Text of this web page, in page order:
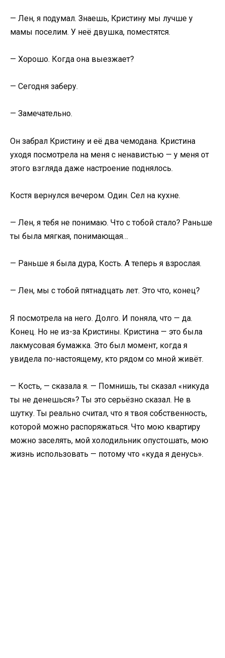
— Лен, я подумал. Знаешь, Кристину мы лучше у
мамы поселим. У неё двушка, поместятся.
— Хорошо. Когда она выезжает?
— Сегодня заберу.
— Замечательно.
Он забрал Кристину и её два чемодана. Кристина
уходя посмотрела на меня с ненавистью — у меня от
этого взгляда даже настроение поднялось.
Костя вернулся вечером. Один. Сел на кухне.
— Лен, я тебя не понимаю. Что с тобой стало? Раньше
ты была мягкая, понимающая…
— Раньше я была дура, Кость. А теперь я взрослая.
— Лен, мы с тобой пятнадцать лет. Это что, конец?
Я посмотрела на него. Долго. И поняла, что — да.
Конец. Но не из-за Кристины. Кристина — это была
лакмусовая бумажка. Это был момент, когда я
увидела по-настоящему, кто рядом со мной живёт.
— Кость, — сказала я. — Помнишь, ты сказал «никуда
ты не денешься»? Ты это серьёзно сказал. Не в
шутку. Ты реально считал, что я твоя собственность,
которой можно распоряжаться. Что мою квартиру
можно заселять, мой холодильник опустошать, мою
жизнь использовать — потому что «куда я денусь».